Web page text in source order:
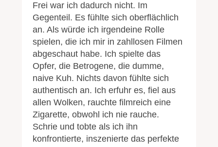
Frei war ich dadurch nicht. Im
Gegenteil. Es fühlte sich oberflächlich
an. Als würde ich irgendeine Rolle
spielen, die ich mir in zahllosen Filmen
abgeschaut habe. Ich spielte das
Opfer, die Betrogene, die dumme,
naive Kuh. Nichts davon fühlte sich
authentisch an. Ich erfuhr es, fiel aus
allen Wolken, rauchte filmreich eine
Zigarette, obwohl ich nie rauche.
Schrie und tobte als ich ihn
konfrontierte, inszenierte das perfekte